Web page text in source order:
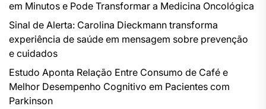
em Minutos e Pode Transformar a Medicina Oncológica
Sinal de Alerta: Carolina Dieckmann transforma
experiência de saúde em mensagem sobre prevenção
e cuidados
Estudo Aponta Relação Entre Consumo de Café e
Melhor Desempenho Cognitivo em Pacientes com
Parkinson